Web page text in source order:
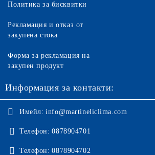
Политика за бисквитки
Рекламация и отказ от
закупена стока
Форма за рекламация на
закупен продукт
Информация за контакти:
Имейл: info@martineliclima.com
Телефон: 0878904701
Телефон: 0878904702